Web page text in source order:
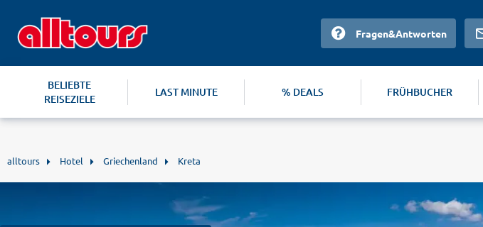
Fragen&Antworten
BELIEBTE
REISEZIELE
LAST MINUTE % DEALS FRÜHBUCHER
alltours Hotel Griechenland Kreta